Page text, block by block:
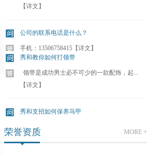
【详文】
公司的联系电话是什么？
手机：13506758415 【详文】
快递有哪些？
国内的客户，申通，圆通，顺丰，ems 等都可
秀和教你如何打领带
领带是成功男士必不可少的一款配饰，起...
【详文】
秀和支招如何保养马甲
马甲的整理叠放、洗涤、熨烫、晒存等等是保
MORE +
荣誉资质